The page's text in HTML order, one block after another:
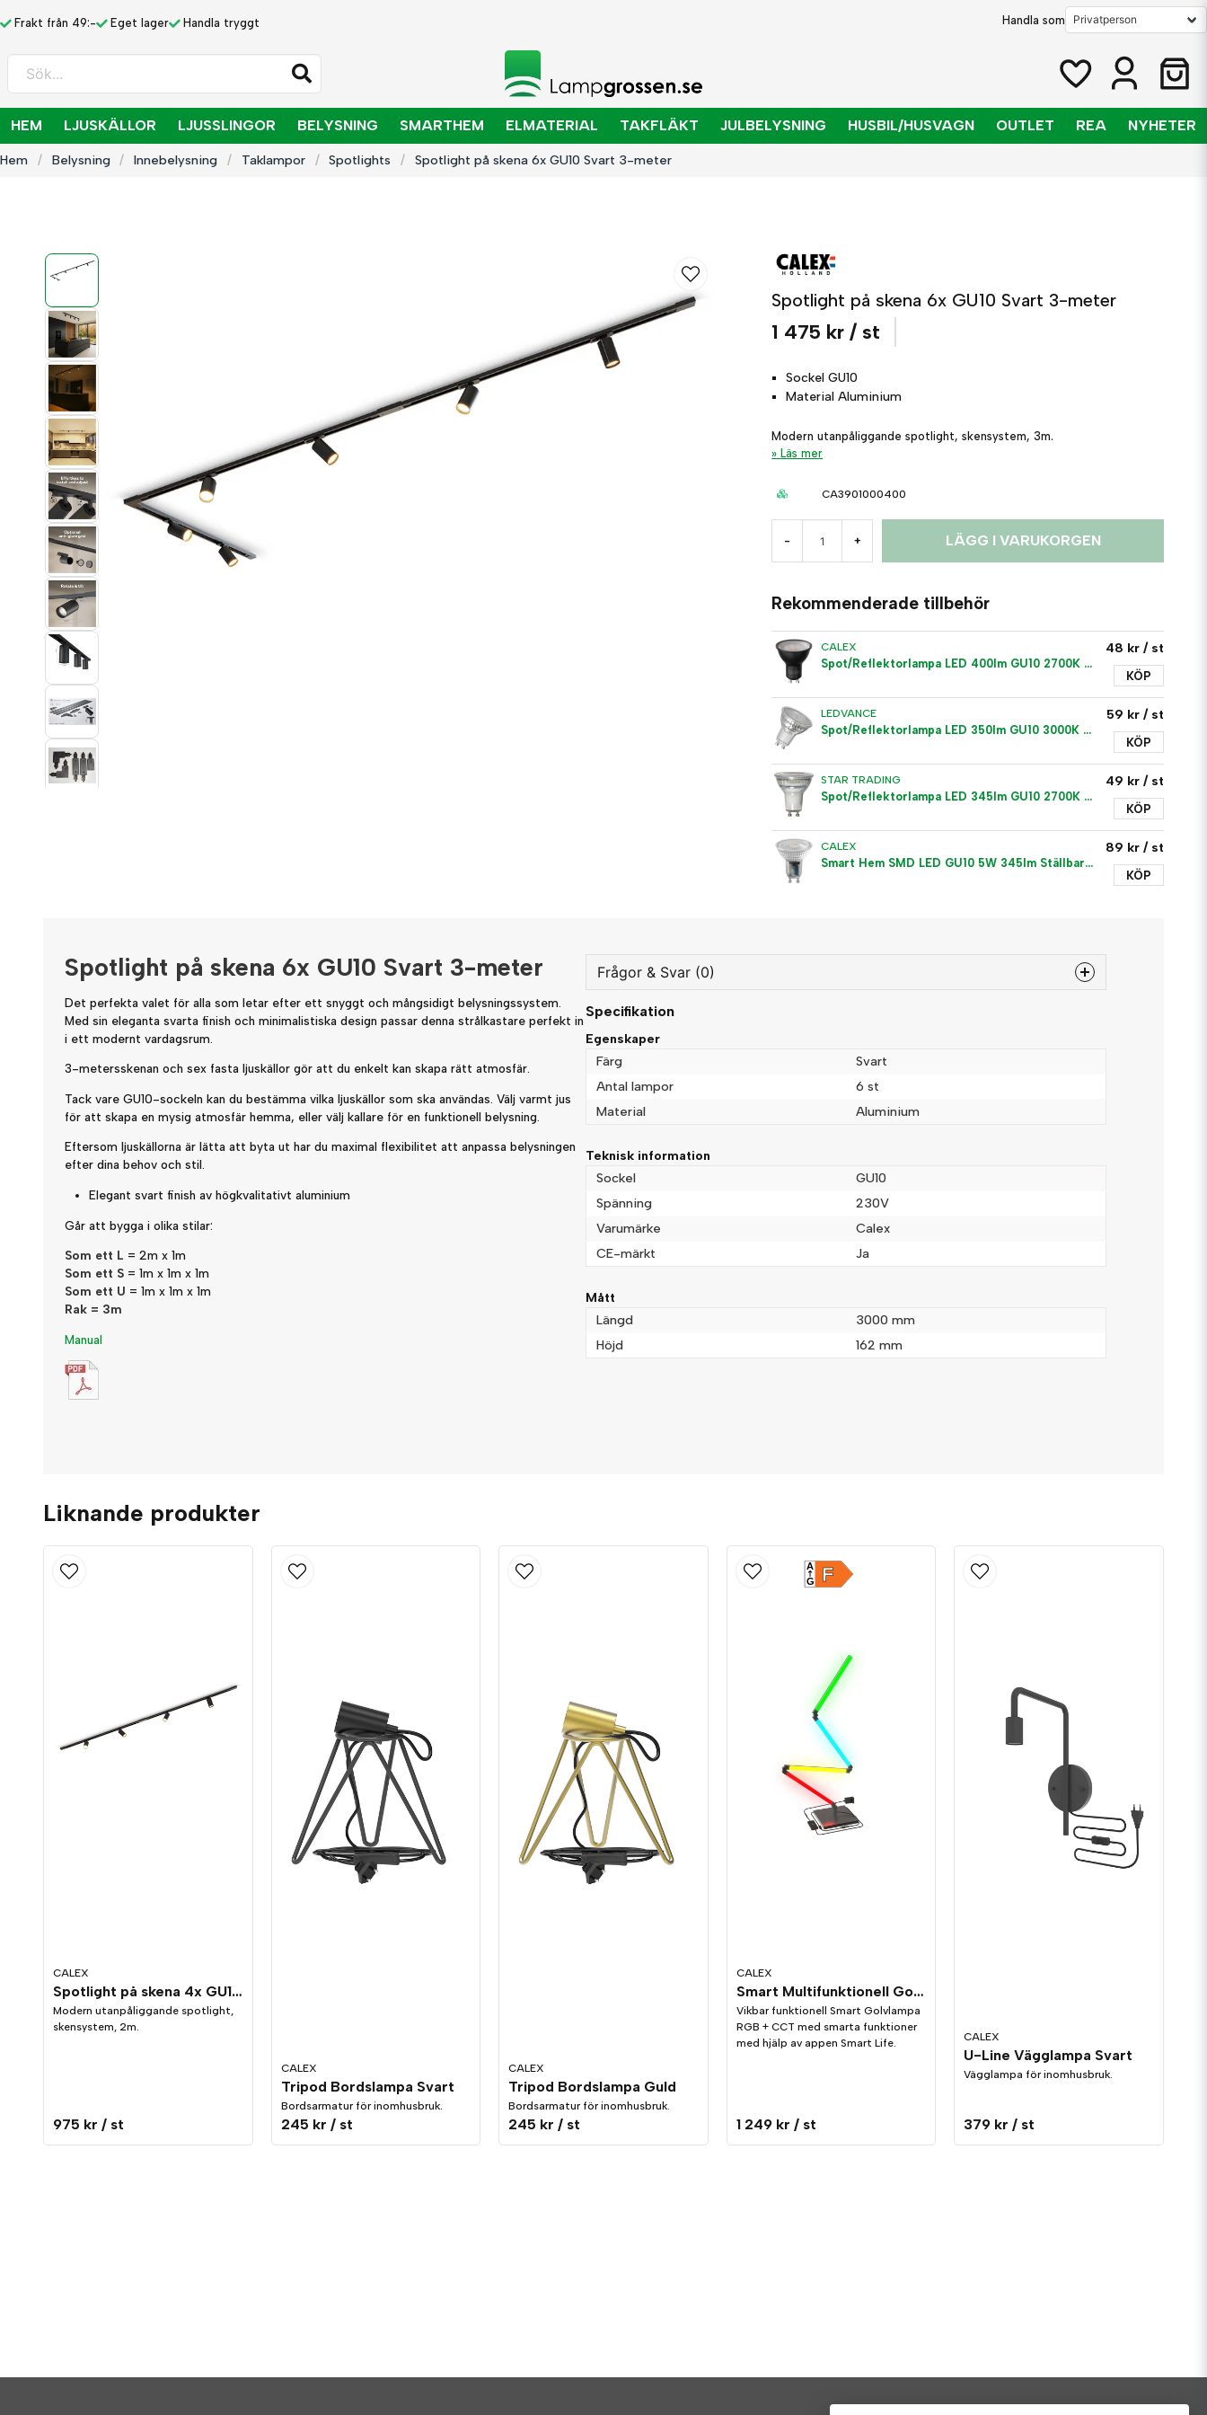
Frakt från 49:- Eget lager Handla tryggt Handla som
Sök...
HEM LJUSKÄLLOR LJUSSLINGOR BELYSNING SMARTHEM ELMATERIAL TAKFLÄKT JULBELYSNING HUSBIL/HUSVAGN OUTLET REA NYHETER
Hem Belysning Innebelysning Taklampor Spotlights Spotlight på skena 6x GU10 Svart 3-meter
Spotlight på skena 6x GU10 Svart 3-meter
1 475 kr / st
SockelGU10
MaterialAluminium
Modern utanpåliggande spotlight, skensystem, 3m.
Läs mer
CA3901000400
- + LÄGG I VARUKORGEN
Rekommenderade tillbehör
CALEX
Spot/Reflektorlampa LED 400lm GU10 2700K Dim
48 kr / st
KÖP
LEDVANCE
Spot/Reflektorlampa LED 350lm GU10 3000K Dim
59 kr / st
KÖP
STAR TRADING
Spot/Reflektorlampa LED 345lm GU10 2700K Dim
49 kr / st
KÖP
CALEX
Smart Hem SMD LED GU10 5W 345lm Ställbar färgtemp CCT
89 kr / st
KÖP
Spotlight på skena 6x GU10 Svart 3-meter
Det perfekta valet för alla som letar efter ett snyggt och mångsidigt belysningssystem.
Med sin eleganta svarta finish och minimalistiska design passar denna strålkastare perfekt in
i ett modernt vardagsrum.
3-metersskenan och sex fasta ljuskällor gör att du enkelt kan skapa rätt atmosfär.
Tack vare GU10-sockeln kan du bestämma vilka ljuskällor som ska användas. Välj varmt jus
för att skapa en mysig atmosfär hemma, eller välj kallare för en funktionell belysning.
Eftersom ljuskällorna är lätta att byta ut har du maximal flexibilitet att anpassa belysningen
efter dina behov och stil.
Elegant svart finish av högkvalitativt aluminium
Går att bygga i olika stilar:
Som ett L = 2m x 1m
Som ett S = 1m x 1m x 1m
Som ett U = 1m x 1m x 1m
Rak = 3m
Manual
Frågor & Svar (0)
question
name
Namn email
Mejladress
Ja, ni får publicera min fråga
Specifikation
Egenskaper
Färg
Svart
Antal lampor
6 st
Material
Aluminium
Teknisk information
Sockel
GU10
Spänning
230V
Varumärke
Calex
CE-märkt
Ja
Mått
Längd
3000 mm
Höjd
162 mm
Liknande produkter
CALEX
Spotlight på skena 4x GU10 Svart 2-meter
Modern utanpåliggande spotlight,
skensystem, 2m.
975 kr / st
CALEX
Tripod Bordslampa Svart
Bordsarmatur för inomhusbruk.
245 kr / st
CALEX
Tripod Bordslampa Guld
Bordsarmatur för inomhusbruk.
245 kr / st
CALEX
Smart Multifunktionell Golvlampa RGB + Varmvit
Vikbar funktionell Smart Golvlampa
RGB + CCT med smarta funktioner
med hjälp av appen Smart Life.
1 249 kr / st
F
A
G
CALEX
U-Line Vägglampa Svart
Vägglampa för inomhusbruk.
379 kr / st